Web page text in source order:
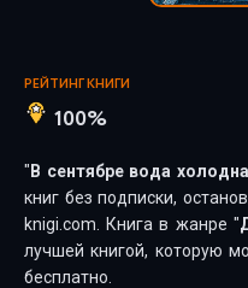
РЕЙТИНГ КНИГИ
100%
" В сентябре вода
книг без подписки,
knigi.com. Книга в жанре "
лучшей книгой, которую
бесплатно.